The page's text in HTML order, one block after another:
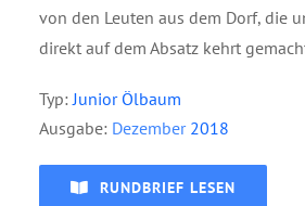
von den Leuten aus dem Dorf, die
direkt auf dem Absatz kehrt
Typ: Junior Ölbaum
Ausgabe: Dezember 2018
RUNDBRIEF LESEN